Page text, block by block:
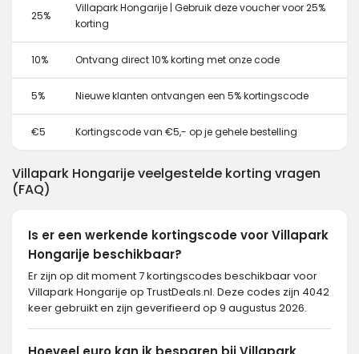
25%
Villapark Hongarije | Gebruik deze voucher voor 25%
korting
10% Ontvang direct 10% korting met onze code
5% Nieuwe klanten ontvangen een 5% kortingscode
€5 Kortingscode van €5,- op je gehele bestelling
Villapark Hongarije veelgestelde korting vragen
(FAQ)
Is er een werkende kortingscode voor Villapark
Hongarije beschikbaar?
Er zijn op dit moment 7 kortingscodes beschikbaar voor
Villapark Hongarije op TrustDeals.nl. Deze codes zijn 4042
keer gebruikt en zijn geverifieerd op 9 augustus 2026.